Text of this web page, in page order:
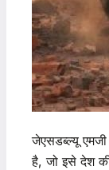
जेएसडब्ल्यू
है, जो इसे देश